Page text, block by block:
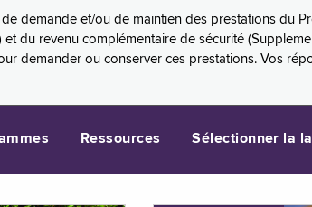
demande et/ou de maintien des prestations du
du revenu complémentaire de sécurité
demander ou conserver ces prestations. Vos
Ressources Sélectionner la